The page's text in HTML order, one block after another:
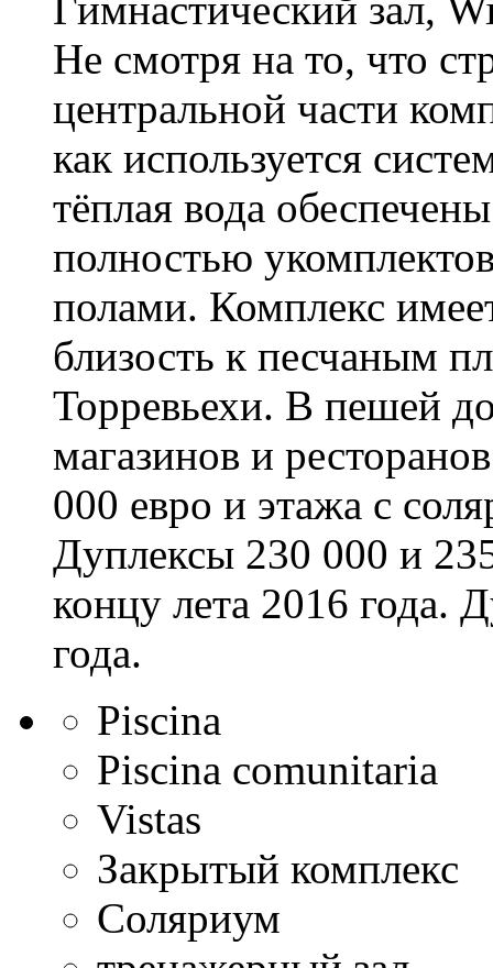
Не смотря на то, что
центральной части
как используется
тёплая вода
полностью
полами. Комплекс
близость к песчаным
Торревьехи. В пешей
магазинов и
000 евро и этажа с
Дуплексы 230 000 и
концу лета 2016 года.
года.
Piscina
Piscina comunitaria
Vistas
Закрытый комплекс
Соляриум